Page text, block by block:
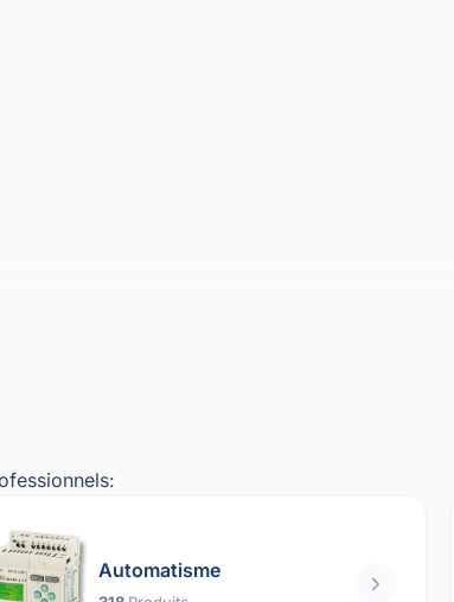
Automatisme